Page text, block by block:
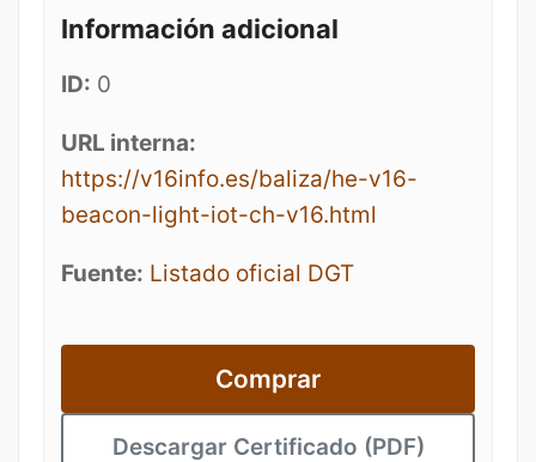
Información adicional
ID: 0
URL interna:
https://v16info.es/baliza/he-v16-
beacon-light-iot-ch-v16.html
Fuente: Listado oficial DGT
Comprar
Descargar Certificado (PDF)